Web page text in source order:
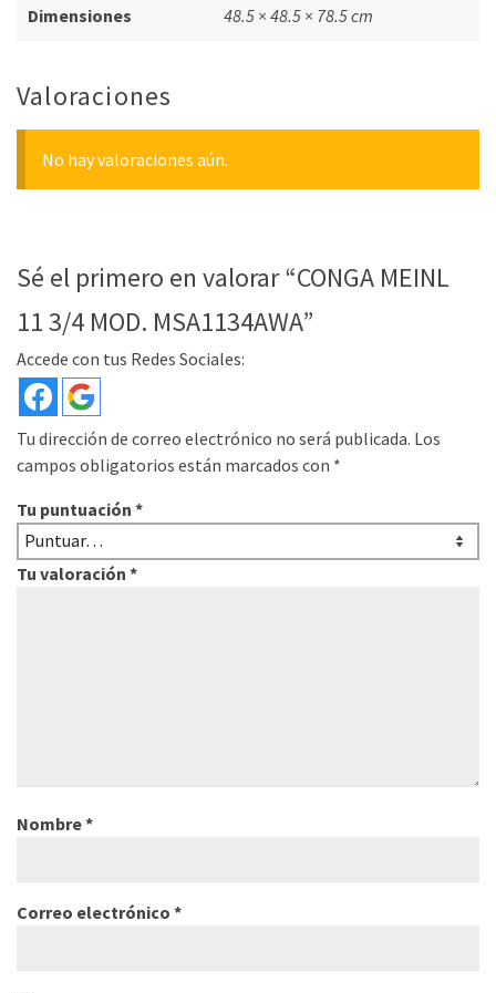
Dimensiones 48.5 × 48.5 × 78.5 cm
Valoraciones
No hay valoraciones aún.
Sé el primero en valorar “CONGA MEINL
11 3/4 MOD. MSA1134AWA”
Accede con tus Redes Sociales:
Tu dirección de correo electrónico no será publicada. Los
campos obligatorios están marcados con *
Tu puntuación *
Tu valoración *
Nombre*
Correo electrónico *